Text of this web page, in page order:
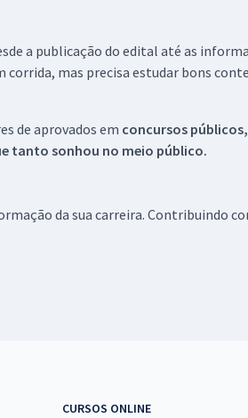
a publicação do edital até as
mas precisa estudar bons
de aprovados em concursos
tanto sonhou no meio público.
da sua carreira. Contribuindo
CURSOS ONLINE